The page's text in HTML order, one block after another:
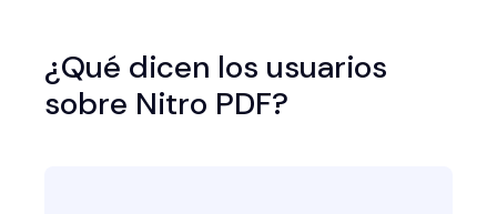
¿Qué dicen los usuarios
sobre Nitro PDF?